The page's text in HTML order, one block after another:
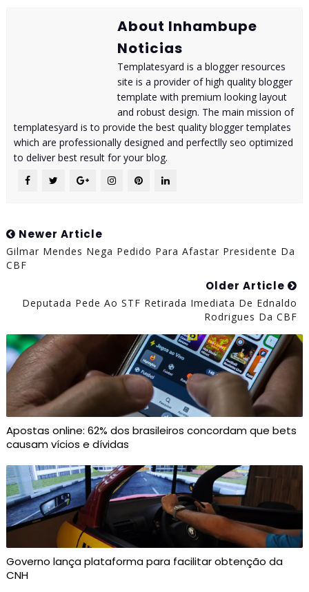
About Inhambupe
Noticias
Templatesyard is a blogger resources
site is a provider of high quality blogger
template with premium looking layout
and robust design. The main mission of
templatesyard is to provide the best quality blogger templates
which are professionally designed and perfectlly seo optimized
to deliver best result for your blog.
Newer Article
Gilmar Mendes Nega Pedido Para Afastar Presidente Da
CBF
Older Article
Deputada Pede Ao STF Retirada Imediata De Ednaldo
Rodrigues Da CBF
Apostas online: 62% dos brasileiros concordam que bets
causam vícios e dívidas
Governo lança plataforma para facilitar obtenção da
CNH